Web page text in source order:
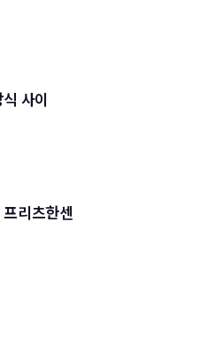
사이
리츠한센